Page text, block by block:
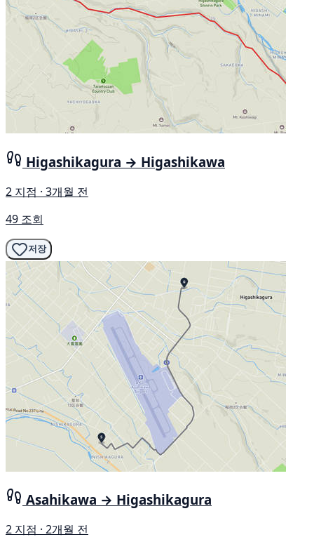
Higashikagura → Higashikawa
2 지점 · 3개월 전
49 조회
저장
Asahikawa → Higashikagura
2 지점 · 2개월 전